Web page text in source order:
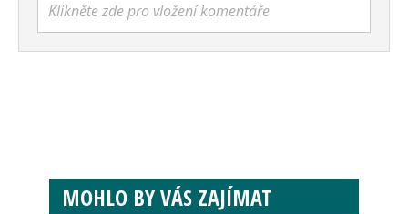
Klikněte zde pro vložení komentáře
MOHLO BY VÁS ZAJÍMAT